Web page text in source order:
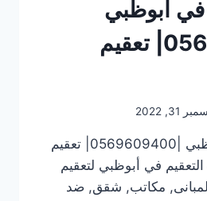
ابوظبي
|0569609400| تعقيم
31, 2022
شركة تعقيم في ابوظبي |0569609400| تعقيم
في أبوظبي لتعقيم
مكاتب, شقق, ضد